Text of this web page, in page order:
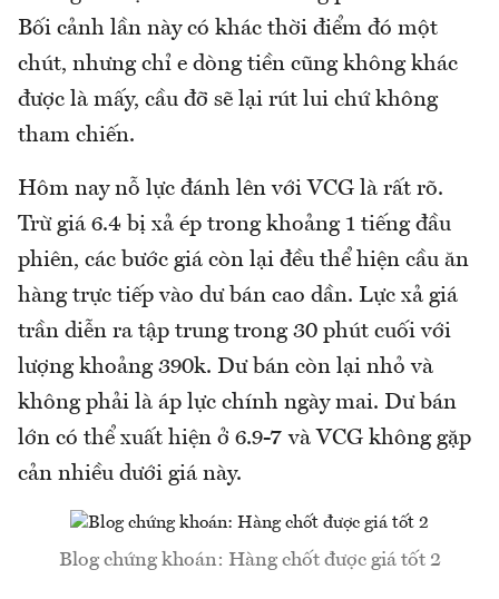
Bối cảnh lần này có khác thời điểm đó một
chút, nhưng chỉ e dòng tiền cũng không khác
được là mấy, cầu đỡ sẽ lại rút lui chứ không
tham chiến.
Hôm nay nỗ lực đánh lên với VCG là rất rõ.
Trừ giá 6.4 bị xả ép trong khoảng 1 tiếng đầu
phiên, các bước giá còn lại đều thể hiện cầu ăn
hàng trực tiếp vào dư bán cao dần. Lực xả giá
trần diễn ra tập trung trong 30 phút cuối với
lượng khoảng 390k. Dư bán còn lại nhỏ và
không phải là áp lực chính ngày mai. Dư bán
lớn có thể xuất hiện ở 6.9-7 và VCG không gặp
cản nhiều dưới giá này.
Blog chứng khoán: Hàng chốt được giá tốt 2